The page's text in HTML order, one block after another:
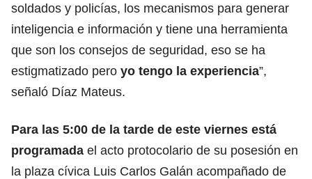
soldados y policías, los mecanismos para generar
inteligencia e información y tiene una herramienta
que son los consejos de seguridad, eso se ha
estigmatizado pero yo tengo la experiencia”,
señaló Díaz Mateus.
Para las 5:00 de la tarde de este viernes está
programada el acto protocolario de su posesión en
la plaza cívica Luis Carlos Galán acompañado de